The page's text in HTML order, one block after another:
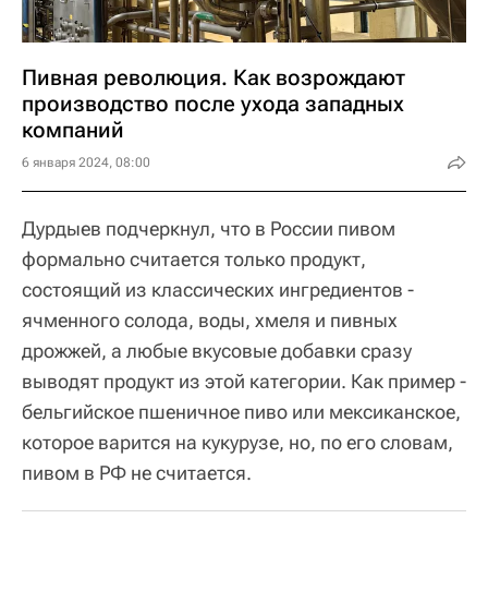
Пивная революция. Как возрождают
производство после ухода западных
компаний
6 января 2024, 08:00
Дурдыев подчеркнул, что в России пивом
формально считается только продукт,
состоящий из классических ингредиентов -
ячменного солода, воды, хмеля и пивных
дрожжей, а любые вкусовые добавки сразу
выводят продукт из этой категории. Как пример -
бельгийское пшеничное пиво или мексиканское,
которое варится на кукурузе, но, по его словам,
пивом в РФ не считается.